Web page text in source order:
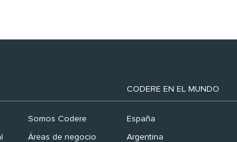
Somos Codere
Áreas de negocio
CODERE EN EL MUNDO
España
Argentina